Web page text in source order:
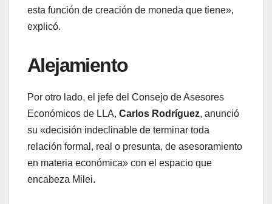
esta función de creación de moneda que tiene»,
explicó.
Alejamiento
Por otro lado, el jefe del Consejo de Asesores
Económicos de LLA, Carlos Rodríguez, anunció
su «decisión indeclinable de terminar toda
relación formal, real o presunta, de asesoramiento
en materia económica» con el espacio que
encabeza Milei.